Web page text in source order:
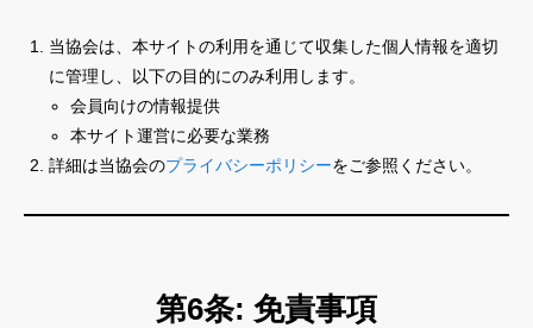
当協会は、本サイトの利用を通じて収集した個人情報を適切
に管理し、以下の目的にのみ利用します。
会員向けの情報提供
本サイト運営に必要な業務
詳細は当協会のプライバシーポリシーをご参照ください。
第6条: 免責事項